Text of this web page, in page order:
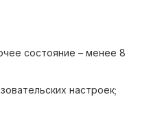
состояние – менее 8
настроек;